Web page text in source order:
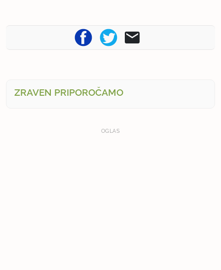
ZRAVEN PRIPOROČAMO
OGLAS